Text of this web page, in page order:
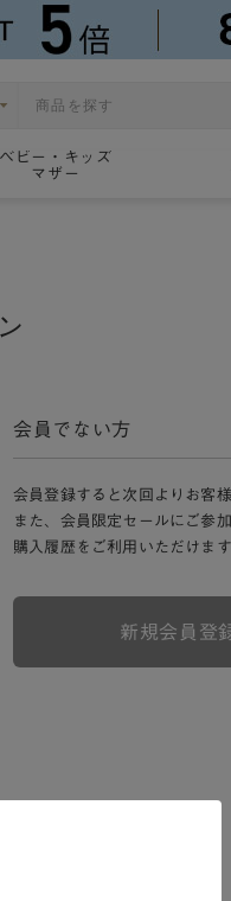
ベビー・キッズ
マザー
会員でない方
会員登録すると次回よりお客
また、会員限定セールにご参
購入履歴をご利用いただけま
新規会員登